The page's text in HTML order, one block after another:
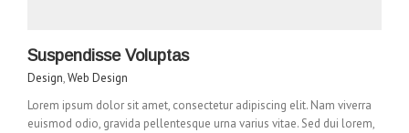
Suspendisse Voluptas
Design,Web Design
Lorem ipsum dolor sit amet, consectetur adipiscing elit. Nam viverra
euismod odio, gravida pellentesque urna varius vitae. Sed dui lorem,